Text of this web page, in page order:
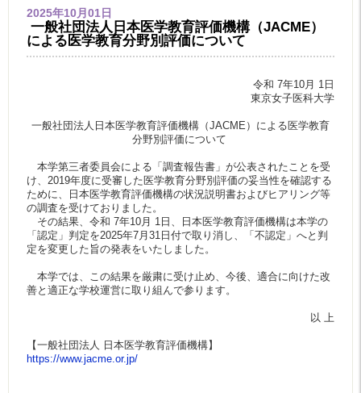
2025年10月01日
一般社団法人日本医学教育評価機構（JACME）
による医学教育分野別評価について
令和 7年10月 1日
東京女子医科大学
一般社団法人日本医学教育評価機構（JACME）による医学教育
分野別評価について
本学第三者委員会による「調査報告書」が公表されたことを受
け、2019年度に受審した医学教育分野別評価の妥当性を確認する
ために、日本医学教育評価機構の状況説明書およびヒアリング等
の調査を受けておりました。
その結果、令和 7年10月 1日、日本医学教育評価機構は本学の
「認定」判定を2025年7月31日付で取り消し、「不認定」へと判
定を変更した旨の発表をいたしました。
本学では、この結果を厳粛に受け止め、今後、適合に向けた改
善と適正な学校運営に取り組んで参ります。
以 上
【一般社団法人 日本医学教育評価機構】
https://www.jacme.or.jp/